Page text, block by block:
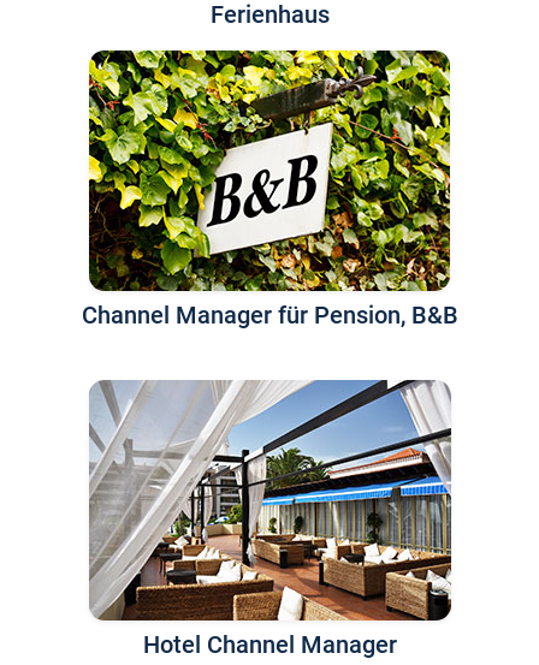
Ferienhaus
Channel Manager für Pension, B&B
Hotel Channel Manager